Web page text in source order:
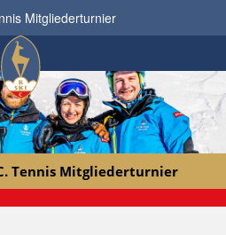
Mitgliederturnier
Tennis Mitgliederturnier